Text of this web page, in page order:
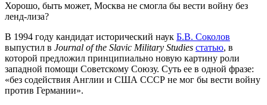
Хорошо, быть может, Москва не смогла бы вести войну без
ленд-лиза?
В 1994 году кандидат исторический наук Б.В. Соколов
выпустил в Journal of the Slavic Military Studies статью, в
которой предложил принципиально новую картину роли
западной помощи Советскому Союзу. Суть ее в одной фразе:
«без содействия Англии и США СССР не мог бы вести войну
против Германии».